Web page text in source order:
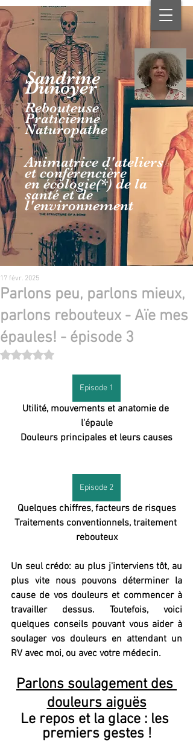
Sandrine
Dunoyer
Rebouteuse
Praticienne
Naturopathe
Animatrice d'ateliers
et conférencière
en écologie(*) de la
santé et de
l'environnement
Parlons peu, parlons mieux,
parlons rebouteux - Aïe mes
épaules! - épisode 3
17 févr. 2025
Noté NaN étoiles sur 5.
Episode 1
Utilité, mouvements et anatomie de
l'épaule
Douleurs principales et leurs causes
Episode 2
Quelques chiffres, facteurs de risques
Traitements conventionnels, traitement
rebouteux
Un seul crédo: au plus j'interviens tôt, au
plus vite nous pouvons déterminer la
cause de vos douleurs et commencer à
travailler dessus. Toutefois, voici
quelques conseils pouvant vous aider à
soulager vos douleurs en attendant un
RV avec moi, ou avec votre médecin.
Parlons soulagement des
douleurs aiguës
Le repos et la glace : les
premiers gestes !